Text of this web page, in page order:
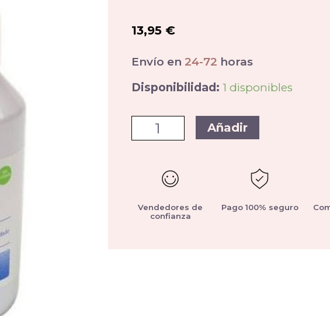
13,95 €
Envío en 24-72 horas
Disponibilidad: 1 disponibles
Añadir
Vendedores de
confianza
Pago 100% seguro